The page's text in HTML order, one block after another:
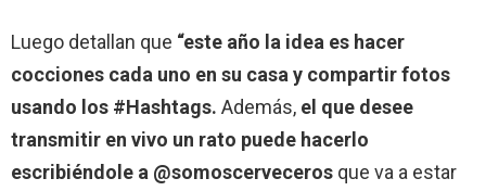
Luego detallan que “este año la idea es hacer
cocciones cada uno en su casa y compartir fotos
usando los #Hashtags. Además, el que desee
transmitir en vivo un rato puede hacerlo
escribiéndole a @somoscerveceros que va a estar